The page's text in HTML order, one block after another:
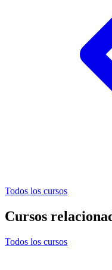
Todos los cursos
Cursos
Todos los cursos